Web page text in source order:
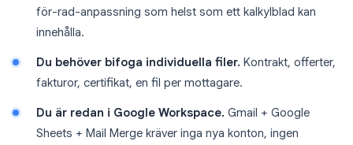
för-rad-anpassning som helst som ett kalkylblad kan
innehålla.
Du behöver bifoga individuella filer. Kontrakt, offerter,
fakturor, certifikat, en fil per mottagare.
Du är redan i Google Workspace. Gmail + Google
Sheets + Mail Merge kräver inga nya konton, ingen